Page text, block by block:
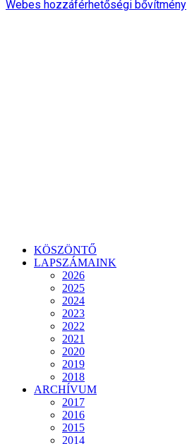
Webes hozzáférhetőségi bővítmény
KÖSZÖNTŐ
LAPSZÁMAINK
2026
2025
2024
2023
2022
2021
2020
2019
2018
ARCHÍVUM
2017
2016
2015
2014